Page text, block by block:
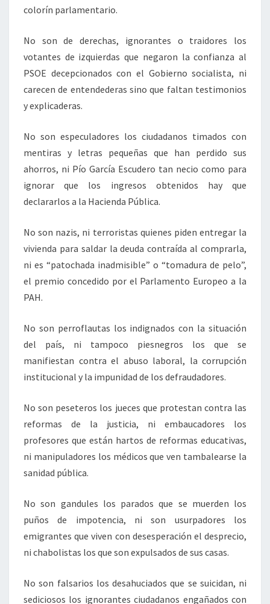
colorín parlamentario.
No son de derechas, ignorantes o traidores los
votantes de izquierdas que negaron la confianza al
PSOE decepcionados con el Gobierno socialista, ni
carecen de entendederas sino que faltan testimonios
y explicaderas.
No son especuladores los ciudadanos timados con
mentiras y letras pequeñas que han perdido sus
ahorros, ni Pío García Escudero tan necio como para
ignorar que los ingresos obtenidos hay que
declararlos a la Hacienda Pública.
No son nazis, ni terroristas quienes piden entregar la
vivienda para saldar la deuda contraída al comprarla,
ni es “patochada inadmisible” o “tomadura de pelo”,
el premio concedido por el Parlamento Europeo a la
PAH.
No son perroflautas los indignados con la situación
del país, ni tampoco piesnegros los que se
manifiestan contra el abuso laboral, la corrupción
institucional y la impunidad de los defraudadores.
No son peseteros los jueces que protestan contra las
reformas de la justicia, ni embaucadores los
profesores que están hartos de reformas educativas,
ni manipuladores los médicos que ven tambalearse la
sanidad pública.
No son gandules los parados que se muerden los
puños de impotencia, ni son usurpadores los
emigrantes que viven con desesperación el desprecio,
ni chabolistas los que son expulsados de sus casas.
No son falsarios los desahuciados que se suicidan, ni
sediciosos los ignorantes ciudadanos engañados con